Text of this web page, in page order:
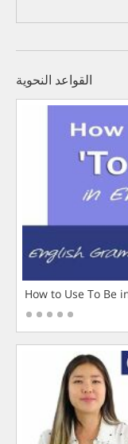
القواعد النحوية
How to Use To Be